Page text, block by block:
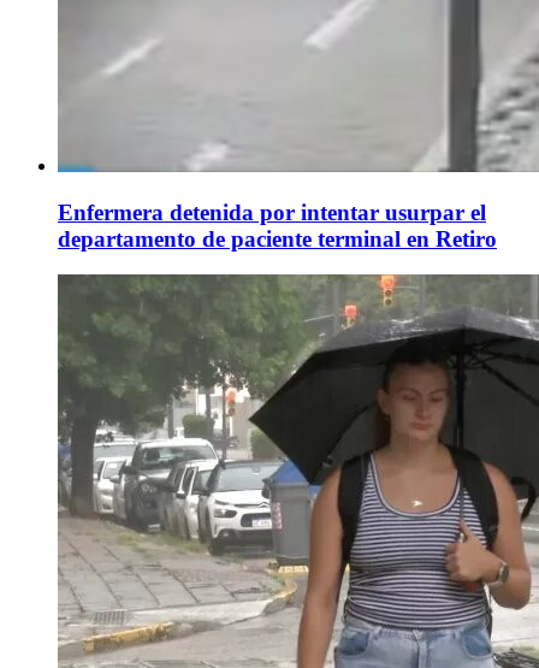
Enfermera detenida por intentar usurpar el
departamento de paciente terminal en Retiro